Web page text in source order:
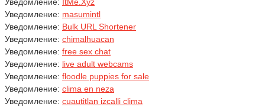
Уведомление: ItMe.Xyz
Уведомление: masumintl
Уведомление: Bulk URL Shortener
Уведомление: chimalhuacan
Уведомление: free sex chat
Уведомление: live adult webcams
Уведомление: floodle puppies for sale
Уведомление: clima en neza
Уведомление: cuautitlan izcalli clima